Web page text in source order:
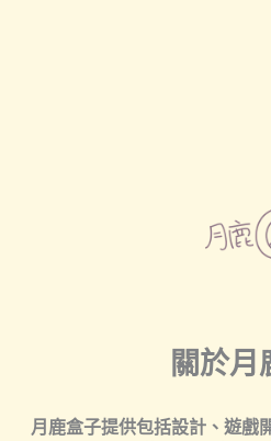
關於月
月鹿盒子提供包括設計、 遊戲